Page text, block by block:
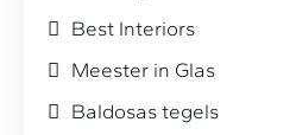
Best Interiors
Meester in Glas
Baldosas tegels